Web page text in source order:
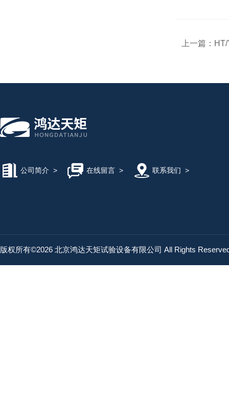
上一篇：
公司简介 > 在线留言> 联系我们 >
版权所有©2026 北京鸿达天矩试验设备有限公司 All Rights